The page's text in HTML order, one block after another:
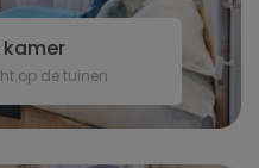
op de tuinen